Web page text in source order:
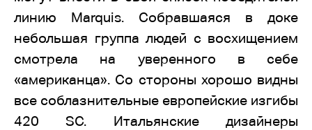
линию Marquis. Собравшаяся в доке
небольшая группа людей с восхищением
смотрела на уверенного в себе
«американца». Со стороны хорошо видны
все соблазнительные европейские изгибы
420 SC. Итальянские дизайнеры